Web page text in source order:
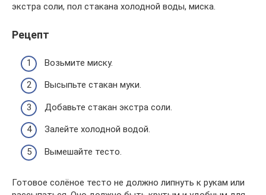
экстра соли, пол стакана холодной воды, миска.
Рецепт
Возьмите миску.
Высыпьте стакан муки.
Добавьте стакан экстра соли.
Залейте холодной водой.
Вымешайте тесто.
Готовое солёное тесто не должно липнуть к рукам или